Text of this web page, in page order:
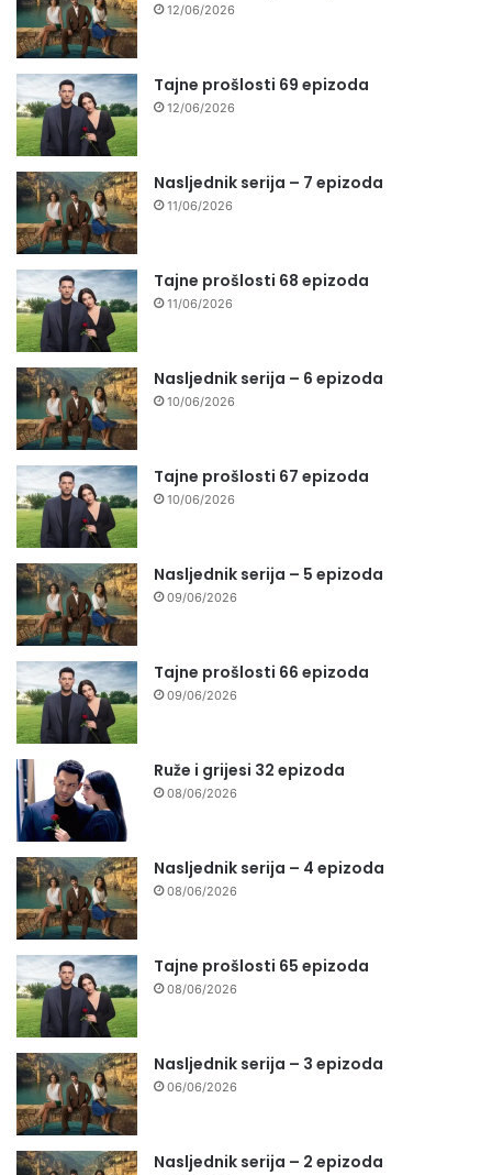
12/06/2026
Tajne prošlosti 69 epizoda
12/06/2026
Nasljednik serija – 7 epizoda
11/06/2026
Tajne prošlosti 68 epizoda
11/06/2026
Nasljednik serija – 6 epizoda
10/06/2026
Tajne prošlosti 67 epizoda
10/06/2026
Nasljednik serija – 5 epizoda
09/06/2026
Tajne prošlosti 66 epizoda
09/06/2026
Ruže i grijesi 32 epizoda
08/06/2026
Nasljednik serija – 4 epizoda
08/06/2026
Tajne prošlosti 65 epizoda
08/06/2026
Nasljednik serija – 3 epizoda
06/06/2026
Nasljednik serija – 2 epizoda